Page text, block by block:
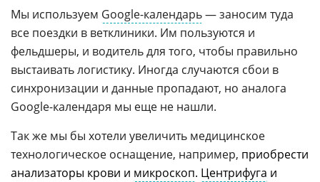
Мы используем Google-календарь— заносим туда
все поездки в ветклиники. Им пользуются и
фельдшеры, и водитель для того, чтобы правильно
выстаивать логистику. Иногда случаются сбои в
синхронизации и данные пропадают, но аналога
Google-календаря мы еще не нашли.
Так же мы бы хотели увеличить медицинское
технологическое оснащение, например, приобрести
анализаторы крови и микроскоп. Центрифуга и